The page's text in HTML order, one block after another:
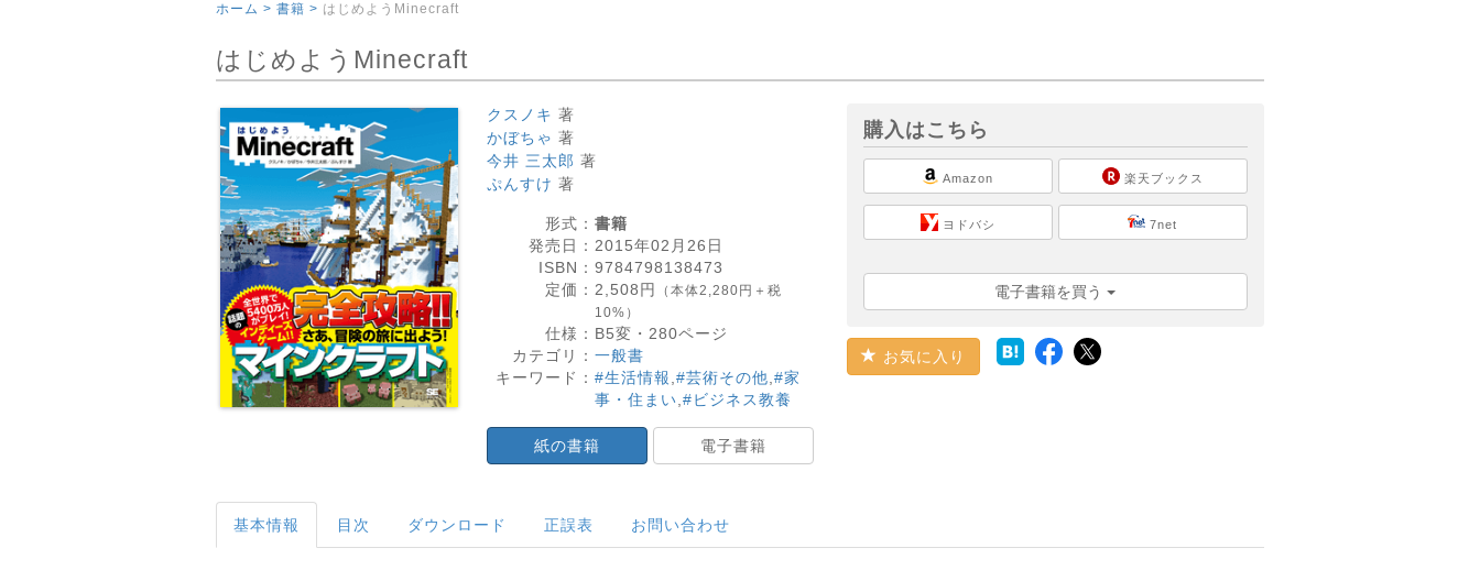
ホーム > 書籍 > はじめようMinecraft
はじめようMinecraft
クスノキ 著
かぼちゃ 著
今井 三太郎 著
ぷんすけ 著
形式： 書籍
発売日： 2015年02月26日
ISBN： 9784798138473
定価： 2,508 円
（本体2,280円＋税
10%）
仕様： B5変・ 280ページ
カテゴリ： 一般書
キーワード： #生活情報 #芸術その他 #家
事・住まい #ビジネス教養
紙の書籍 電子書籍
購入はこちら
Amazon
ヨドバシ
楽天ブックス
7net
電子書籍を買う
お気に入り
基本情報 目次 ダウンロード 正誤表 お問い合わせ